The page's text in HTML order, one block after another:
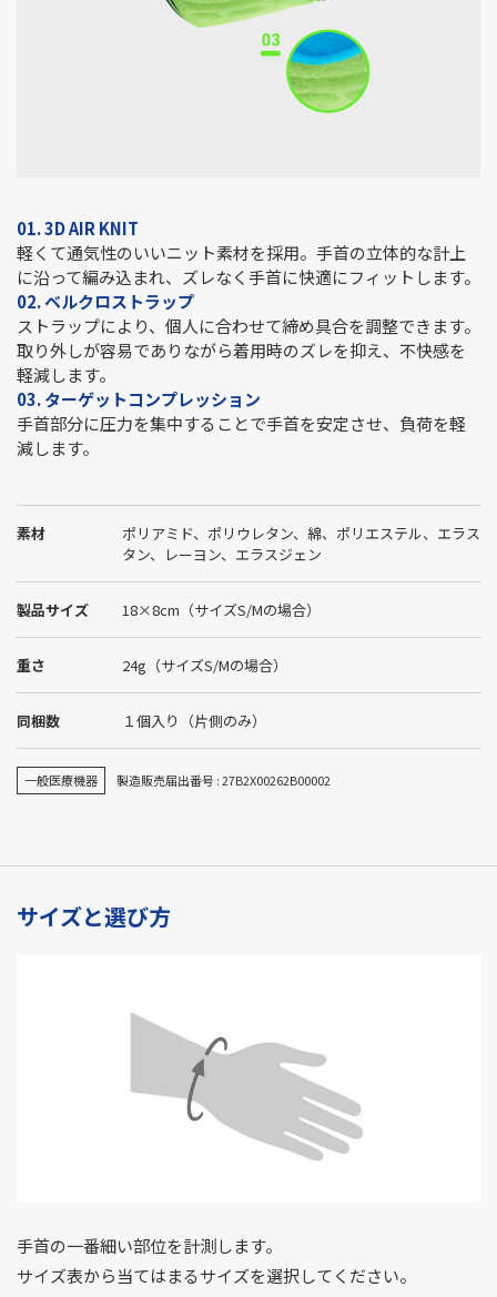
01. 3D AIR KNIT
軽くて通気性のいいニット素材を採用。手首の立体的な計上
に沿って編み込まれ、ズレなく手首に快適にフィットします。
02. ベルクロストラップ
ストラップにより、個人に合わせて締め具合を調整できます。
取り外しが容易でありながら着用時のズレを抑え、不快感を
軽減します。
03. ターゲットコンプレッション
手首部分に圧力を集中することで手首を安定させ、負荷を軽
減します。
素材
ポリアミド、ポリウレタン、綿、ポリエステル、エラス
タン、レーヨン、エラスジェン
製品サイズ 18×8cm（サイズS/Mの場合）
重さ 24g（サイズS/Mの場合）
同梱数 １個入り（片側のみ）
一般医療機器 製造販売届出番号 : 27B2X00262B00002
サイズと選び方
手首の一番細い部位を計測します。
サイズ表から当てはまるサイズを選択してください。